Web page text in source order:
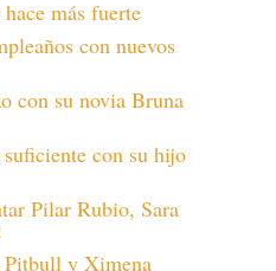
más fuerte
con nuevos
con su novia Bruna
con su hijo
Pilar Rubio, Sara
Pitbull y Ximena